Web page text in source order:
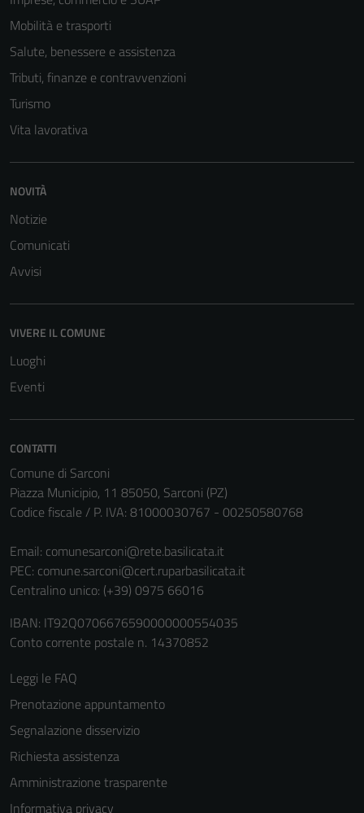
Mobilità e trasporti
Salute, benessere e assistenza
Tributi, finanze e contravvenzioni
Turismo
Vita lavorativa
NOVITÀ
Notizie
Comunicati
Avvisi
VIVERE IL COMUNE
Luoghi
Eventi
CONTATTI
Comune di Sarconi
Piazza Municipio, 11 85050, Sarconi (PZ)
Codice fiscale / P. IVA: 81000030767 - 00250580768
Email: comunesarconi@rete.basilicata.it
PEC: comune.sarconi@cert.ruparbasilicata.it
Centralino unico: (+39) 0975 66016
IBAN: IT92Q0706676590000000554035
Conto corrente postale n. 14370852
Leggi le FAQ
Prenotazione appuntamento
Segnalazione disservizio
Richiesta assistenza
Amministrazione trasparente
Informativa privacy